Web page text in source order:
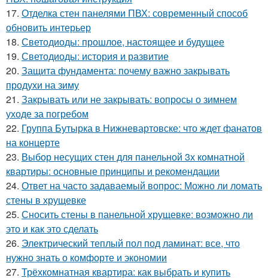
17. Отделка стен панелями ПВХ: современный способ
обновить интерьер
18. Светодиоды: прошлое, настоящее и будущее
19. Светодиоды: история и развитие
20. Защита фундамента: почему важно закрывать
продухи на зиму
21. Закрывать или не закрывать: вопросы о зимнем
уходе за погребом
22. Группа Бутырка в Нижневартовске: что ждет фанатов
на концерте
23. Выбор несущих стен для панельной 3х комнатной
квартиры: основные принципы и рекомендации
24. Ответ на часто задаваемый вопрос: Можно ли ломать
стены в хрущевке
25. Сносить стены в панельной хрущевке: возможно ли
это и как это сделать
26. Электрический теплый пол под ламинат: все, что
нужно знать о комфорте и экономии
27. Трёхкомнатная квартира: как выбрать и купить